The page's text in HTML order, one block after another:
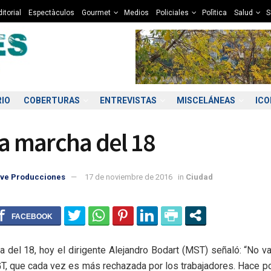
Espectàculos Gourmet Medios Policiales Polìtica Salud
COBERTURAS ENTREVISTAS MISCELÁNEAS
marcha del 18
Producciones 17 de noviembre de 2016 in Ciudad
del 18, hoy el dirigente Alejandro Bodart (MST) señaló: “No
que cada vez es más rechazada por los trabajadores. Hace
00:00
9°C
01:00
9°C
02:00
8°C
03:00
8°C
04:00
8°C 8°C